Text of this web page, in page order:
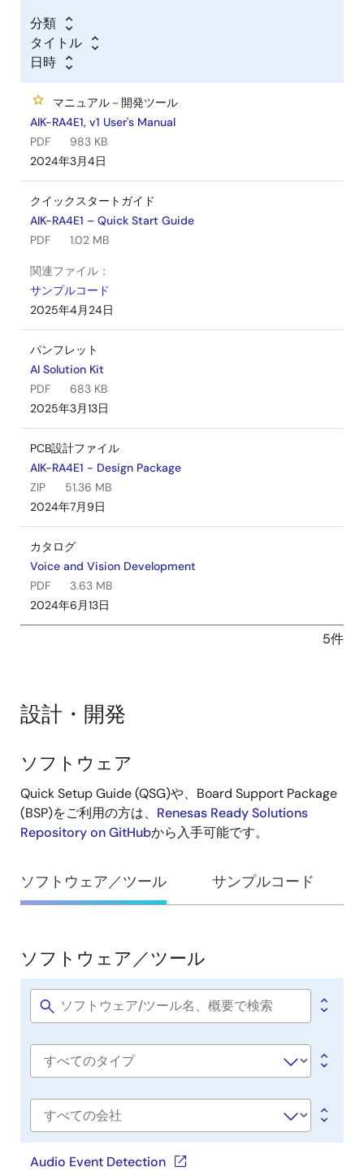
分類
タイトル
日時
マニュアル－開発ツール
AIK-RA4E1, v1 User's Manual
PDF
983 KB
2024年3月4日
クイックスタートガイド
AIK-RA4E1 – Quick Start Guide
PDF
1.02 MB
関連ファイル：
サンプルコード
2025年4月24日
パンフレット
AI Solution Kit
PDF
683 KB
2025年3月13日
PCB設計ファイル
AIK-RA4E1 - Design Package
ZIP
51.36 MB
2024年7月9日
カタログ
Voice and Vision Development
PDF
3.63 MB
2024年6月13日
5件
設計・開発
設
計・
開
発
ソフトウェア
Quick Setup Guide (QSG)や、Board Support Package
(BSP)をご利用の方は、 Renesas Ready Solutions
Repository on GitHubから入手可能です。
ソフトウェア／ツール サンプルコード
ソ
フ
ト
ウ
ア
／
ツ
ー
ル
ソフトウェア／ツール
Software
Software
社
名
Audio Event Detection